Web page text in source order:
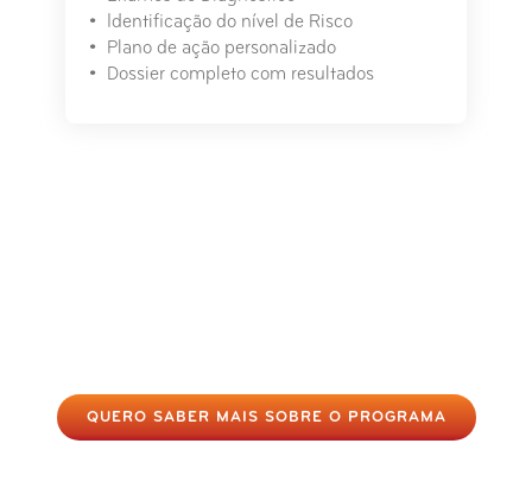
Identificação do nível de Risco
Plano de ação personalizado
Dossier completo com resultados
QUERO SABER MAIS SOBRE O PROGRAMA